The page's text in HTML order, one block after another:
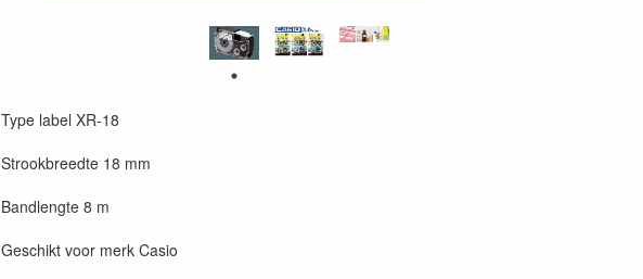
Type label XR-18
Strookbreedte 18 mm
Bandlengte 8 m
Geschikt voor merk Casio